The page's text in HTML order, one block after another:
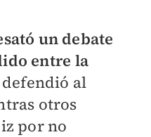
un debate
entre la
al
otros
por no